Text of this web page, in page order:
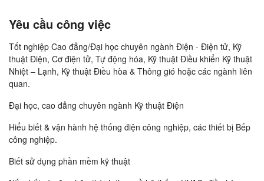
Yêu cầu công việc
Tốt nghiệp Cao đẳng/Đại học chuyên ngành Điện - Điện tử, Kỹ
thuật Điện, Cơ điện tử, Tự động hóa, Kỹ thuật Điều khiển Kỹ thuật
Nhiệt – Lạnh, Kỹ thuật Điều hòa & Thông gió hoặc các ngành liên
quan.
Đại học, cao đẳng chuyên ngành Kỹ thuật Điện
Hiểu biết & vận hành hệ thống điện công nghiệp, các thiết bị Bếp
công nghiệp.
Biết sử dụng phần mềm kỹ thuật